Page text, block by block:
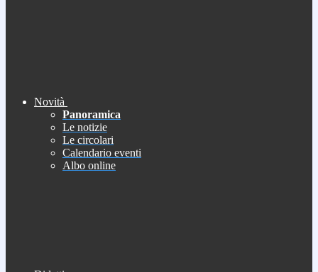
Novità
Panoramica
Le notizie
Le circolari
Calendario eventi
Albo online